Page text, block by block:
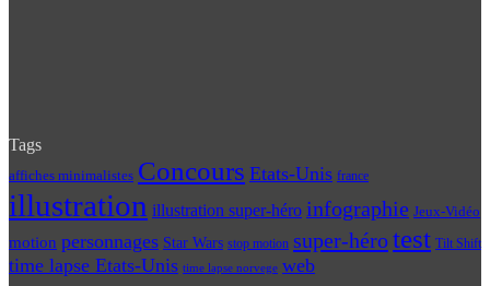
Tags
affiches minimalistes Concours Etats-Unis france
illustration illustration super-héro infographie Jeux-Vidéo
motion personnages Star Wars stop motion super-hérotest Tilt Shift
time lapse Etats-Unis time lapse norvege web